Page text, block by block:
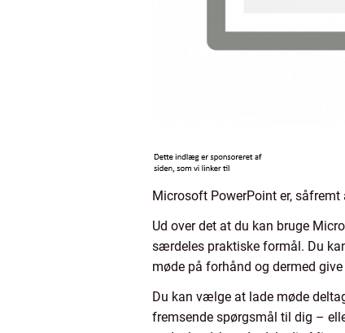
Microsoft PowerPoint er,
Ud over det at du kan bruge
særdeles praktiske formål. Du
møde på forhånd og dermed
Du kan vælge at lade møde
fremsende spørgsmål til dig –